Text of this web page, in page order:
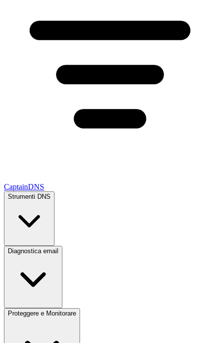
CaptainDNS
Strumenti DNS
Diagnostica email
Proteggere e Monitorare